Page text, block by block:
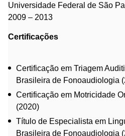
Universidade Federal de São
2009 – 2013
Certificações
Certificação em Triagem
Brasileira de Fonoaudiologia
Certificação em Motricidade
(2020)
Título de Especialista em
Brasileira de Fonoaudiologia